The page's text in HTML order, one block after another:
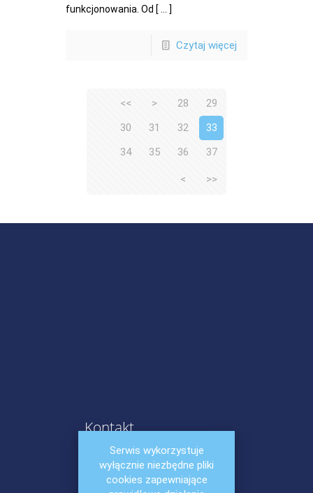
funkcjonowania. Od [ ... ]
Czytaj więcej
<< > 28
29
30
31 32
33
34
35 36 37
< >>
Kontakt
Poradnia Psychologiczno -
Pedagogiczna w Zabierzowie
ul. Cmentarna 2
Serwis wykorzystuje
wyłącznie niezbędne pliki
cookies zapewniające